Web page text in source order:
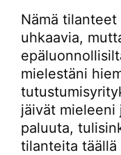
Nämä
uhkaavia,
mielestäni
jäivät mieleeni
paluuta,
tilanteita täällä